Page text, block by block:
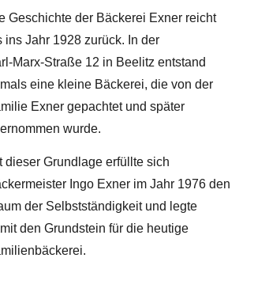
Geschichte der Bäckerei Exner reicht
ins Jahr 1928zurück. In der
12 in Beelitz entstand
eine kleine Bäckerei, die von der
Exner gepachtet und später
wurde.
dieser Grundlage erfüllte sich
Ingo Exnerim Jahr 1976den
der Selbstständigkeit und legte
den Grundstein für die heutige